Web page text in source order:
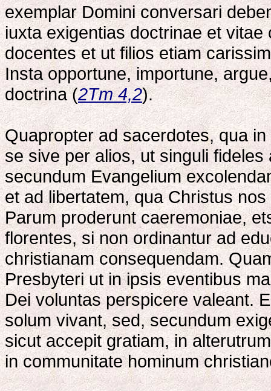
exemplar Domini conversari
iuxta exigentias doctrinae et
docentes et ut filios etiam
Insta opportune, importune,
doctrina (2Tm 4,2).
Quapropter ad sacerdotes, qua
se sive per alios, ut singuli
secundum Evangelium
et ad libertatem, qua Christus
Parum proderunt caeremoniae,
florentes, si non ordinantur ad
christianam consequendam.
Presbyteri ut in ipsis eventibus
Dei voluntas perspicere valeant.
solum vivant, sed, secundum
sicut accepit gratiam, in
in communitate hominum